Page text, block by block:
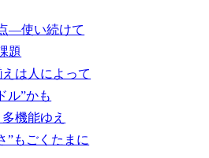
―使い続けて
題
は人によって
ル”かも
機能ゆえ
”もごくたまに